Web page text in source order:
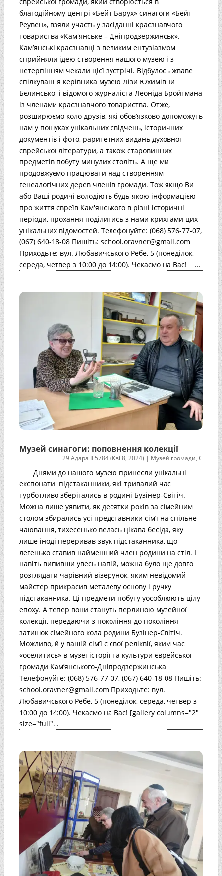
благодійному центрі «Бейт Барух» синагоги «Бейт
Реувен», взяли участь у засіданні краєзнавчого
товариства «Кам'янське – Дніпродзержинськ».
Кам’янські краєзнавці з великим ентузіазмом
сприйняли ідею створення нашого музею і з
нетерпінням чекали цієї зустрічі. Відбулось жваве
спілкування керівника музею Лізи Юхимівни
Бєлинської і відомого журналіста Леоніда Бройтмана
із членами краєзнавчого товариства. Отже,
розширюємо коло друзів, які обов’язково допоможуть
нам у пошуках унікальних свідчень, історичних
документів і фото, раритетних видань духовної
єврейської літератури, а також старовинних
предметів побуту минулих століть. А ще ми
продовжуємо працювати над створенням
генеалогічних дерев членів громади. Тож якщо Ви
або Ваші родичі володіють будь-якою інформацією
про життя євреїв Кам'янського в різні історичні
періоди, прохання поділитись з нами крихтами цих
унікальних відомостей. Телефонуйте: (068) 576-77-07,
(067) 640-18-08 Пишіть: school.oravner@gmail.com
Приходьте: вул. Любавичського Ребе, 5 (понеділок,
середа, четвер з 10:00 до 14:00). Чекаємо на Вас! ...
Музей синагоги: поповнення колекції
29 Адара II 5784 (Кві 8, 2024) | Музей громади,С
Днями до нашого музею принесли унікальні
експонати: підстаканники, які тривалий час
турботливо зберігались в родині Бузінер-Світіч.
Можна лише уявити, як десятки років за сімейним
столом збирались усі представники сім’ї на спільне
чаювання, тихесенько велась цікава бесіда, яку
лише іноді переривав звук підстаканника, що
легенько ставив найменший член родини на стіл. І
навіть випивши увесь напій, можна було ще довго
розглядати чарівний візерунок, яким невідомий
майстер прикрасив металеву основу і ручку
підстаканника. Ці предмети побуту уособлюють цілу
епоху. А тепер вони стануть перлиною музейної
колекції, передаючи з покоління до покоління
затишок сімейного кола родини Бузінер-Світіч.
Можливо, й у вашій сім’ї є свої реліквії, яким час
«оселитись» в музеї історії та культури єврейської
громади Кам’янського-Дніпродзержинська.
Телефонуйте: (068) 576-77-07, (067) 640-18-08 Пишіть:
school.oravner@gmail.com Приходьте: вул.
Любавичського Ребе, 5 (понеділок, середа, четвер з
10:00 до 14:00). Чекаємо на Вас! [gallery columns="2"
size="full"...